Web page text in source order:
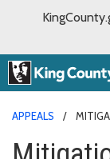
APPEALS